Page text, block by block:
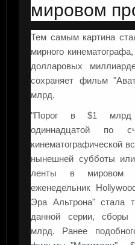
мировом
Тем самым картина
мирного
долларовых
сохраняет фильм
млрд.
"Порог в $1 млрд
одиннадцатой по
кинематографической
нынешней субботы
ленты в мировом
еженедельник
Эра Альтрона" стала
данной серии, сборы
млрд. Ранее